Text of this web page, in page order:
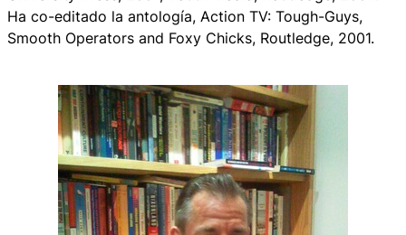
Ha co-editado la antología, Action TV: Tough-Guys,
Smooth Operators and Foxy Chicks, Routledge, 2001.